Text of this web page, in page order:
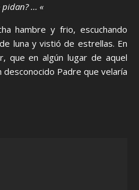
pidan? … «
hambre y frio, escuchando
luna y vistió de estrellas. En
que en algún lugar de aquel
Padre que velaría